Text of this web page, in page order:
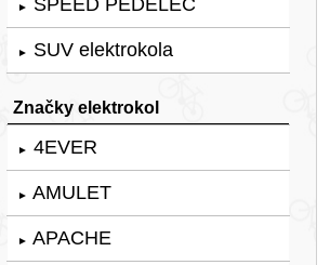
►
► SUV elektrokola
Značky elektrokol
► 4EVER
► AMULET
► APACHE